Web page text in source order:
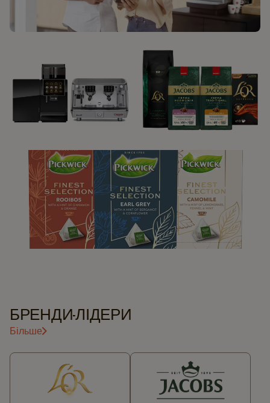
СЕРЕДНІ ТА МАЛІ БІЗНЕСИ​
КАВОМАШИНИ​ КАВА​
БРЕНДИ-ЛІДЕРИ​
Більше